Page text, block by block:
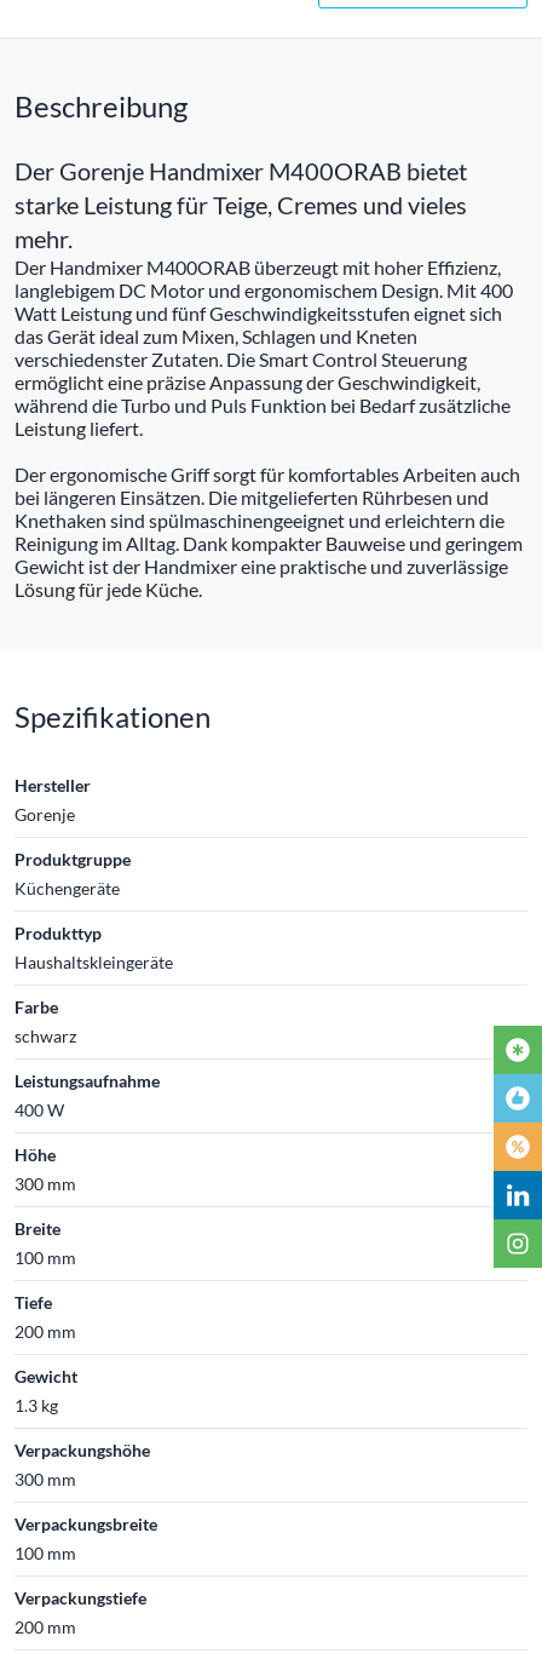
Beschreibung
Der Gorenje Handmixer M400ORAB bietet
starke Leistung für Teige, Cremes und vieles
mehr.
Der Handmixer M400ORAB überzeugt mit hoher Effizienz,
langlebigem DC Motor und ergonomischem Design. Mit 400
Watt Leistung und fünf Geschwindigkeitsstufen eignet sich
das Gerät ideal zum Mixen, Schlagen und Kneten
verschiedenster Zutaten. Die Smart Control Steuerung
ermöglicht eine präzise Anpassung der Geschwindigkeit,
während die Turbo und Puls Funktion bei Bedarf zusätzliche
Leistung liefert.
Der ergonomische Griff sorgt für komfortables Arbeiten auch
bei längeren Einsätzen. Die mitgelieferten Rührbesen und
Knethaken sind spülmaschinengeeignet und erleichtern die
Reinigung im Alltag. Dank kompakter Bauweise und geringem
Gewicht ist der Handmixer eine praktische und zuverlässige
Lösung für jede Küche.
Spezifikationen
Hersteller
Gorenje
Produktgruppe
Küchengeräte
Produkttyp
Haushaltskleingeräte
Farbe
schwarz
Leistungsaufnahme
400 W
Höhe
300 mm
Breite
100 mm
Tiefe
200 mm
Gewicht
1.3 kg
Verpackungshöhe
300 mm
Verpackungsbreite
100 mm
Verpackungstiefe
200 mm